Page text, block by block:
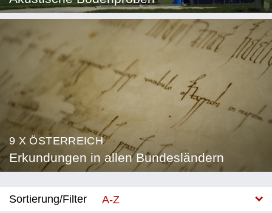
9 X ÖSTERREICH
Erkundungen in allen Bundesländern
Sortierung/Filter
A-Z